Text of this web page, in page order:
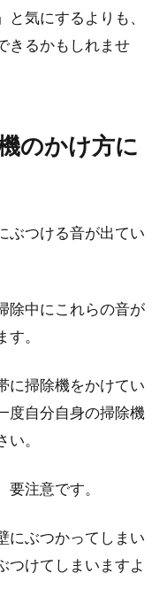
気にするよりも、
きるかもしれませ
のかけ方に
ぶつける音が出てい
除中にこれらの音が
。
に掃除機をかけてい
度自分自身の掃除機
。
注意です。
にぶつかってしまい
つけてしまいますよ